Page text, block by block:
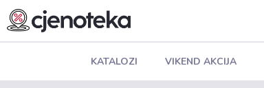
KATALOZI VIKEND AKCIJA